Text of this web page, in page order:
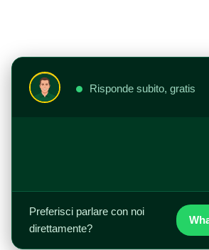
Risponde subito, gratis
Preferisci parlare con noi
direttamente?